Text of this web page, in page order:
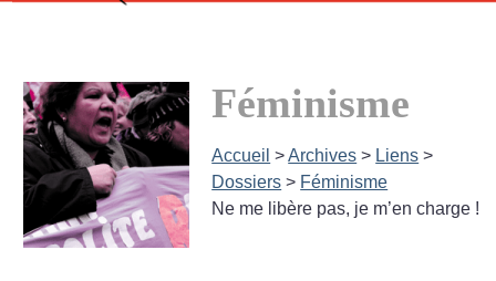
Féminisme
Accueil >Archives > Liens >
Dossiers > Féminisme
Ne me libère pas, je m’en charge !